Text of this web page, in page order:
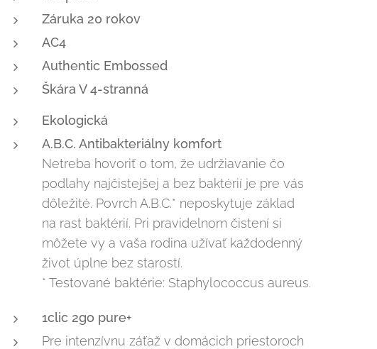
Záruka 20 rokov
AC4
Authentic Embossed
Škára V 4-stranná
Ekologická
A.B.C. Antibakteriálny komfort
Netreba hovoriť o tom, že udržiavanie čo
podlahy najčistejšej a bez baktérií je pre vás
dôležité. Povrch A.B.C.* neposkytuje základ
na rast baktérií. Pri pravidelnom čistení si
môžete vy a vaša rodina užívať každodenný
život úplne bez starostí.
* Testované baktérie: Staphylococcus aureus.
1clic 2go pure+
Pre intenzívnu záťaž v domácich priestoroch